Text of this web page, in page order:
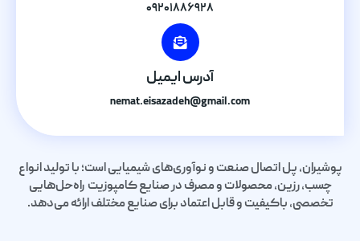
۰۹۲۰۱۸۸۶۹۲۸
آدرس ایمیل
nemat.eisazadeh@gmail.com
پوشیران، پل اتصال صنعت و نوآوری‌های شیمیایی است؛ با تولید انواع
چسب، رزین، محصولات و مصرف در صنایع کامپوزیت راه‌حل‌هایی
تخصصی، باکیفیت و قابل اعتماد برای صنایع مختلف ارائه می‌دهد.